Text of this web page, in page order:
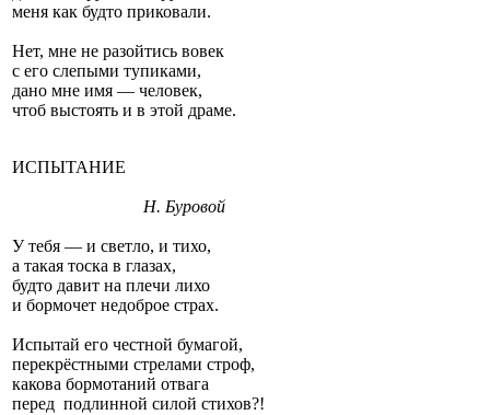
меня как будто приковали.
Нет, мне не разойтись вовек
с его слепыми тупиками,
дано мне имя — человек,
чтоб выстоять и в этой драме.
ИСПЫТАНИЕ
Н. Буровой
У тебя — и светло, и тихо,
а такая тоска в глазах,
будто давит на плечи лихо
и бормочет недоброе страх.
Испытай его честной бумагой,
перекрёстными стрелами строф,
какова бормотаний отвага
перед подлинной силой стихов?!